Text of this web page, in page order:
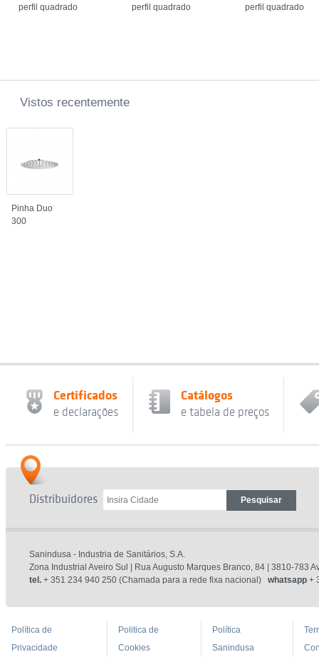
perfil quadrado
perfil quadrado
perfil quadrado
Vistos recentemente
Pinha Duo
300
Certificados
e declarações
Catálogos
e tabela de preços
Distribuidores
Sanindusa - Industria de Sanitários, S.A.
Zona Industrial Aveiro Sul | Rua Augusto Marques Branco, 84 | 3810-783
tel. + 351 234 940 250 (Chamada para a rede fixa nacional) whatsapp +
Política de
Privacidade
Politica de
Cookies
Política
Sanindusa